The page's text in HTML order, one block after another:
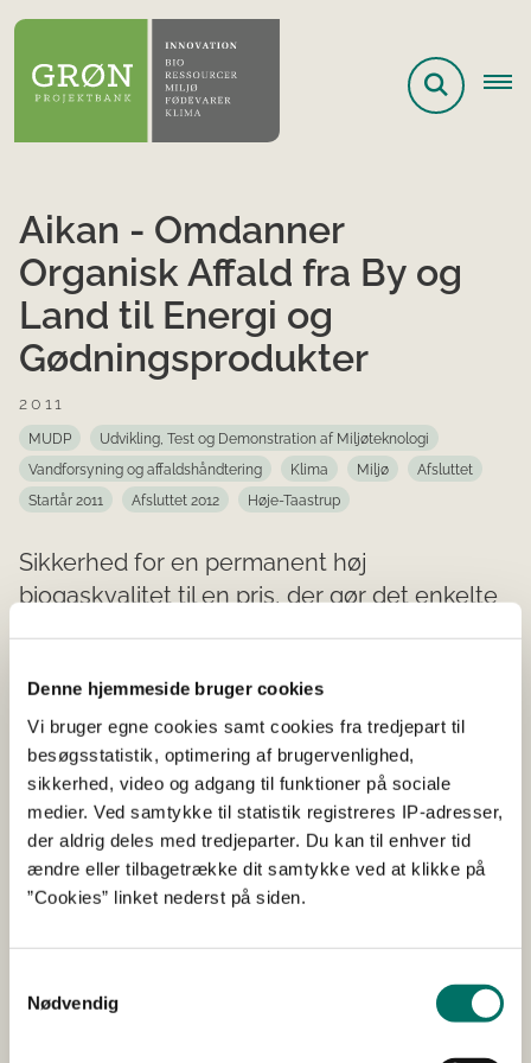
Denne hjemmeside bruger cookies
Vi bruger egne cookies samt cookies fra tredjepart til
besøgsstatistik, optimering af brugervenlighed,
sikkerhed, video og adgang til funktioner på sociale
medier. Ved samtykke til statistik registreres IP-adresser,
der aldrig deles med tredjeparter. Du kan til enhver tid
ændre eller tilbagetrække dit samtykke ved at klikke på
”Cookies” linket nederst på siden.
Nødvendig
Aikan - Omdanner
Organisk Affald fra By og
Land til Energi og
Gødningsprodukter
2011
MUDP
Udvikling, Test og Demonstration af Miljøteknologi
Vandforsyning og affaldshåndtering
Klima Miljø
Afsluttet
Startår 2011
Afsluttet 2012 Høje-Taastrup
Sikkerhed for en permanent høj
biogaskvalitet til en pris, der gør det enkelte
udgør de største barrierer for en massiv
udbygning af gyllebaserede anlæg i
Danmark.
For at opnå en rentabel biogasproduktion tilsættes
gyllen i dag forskellige fraktioner af knappe biomasse
ressourcer, der i stigende grad efterspørges til
alternative formål – energiafgrøder, slagteri- og
have lagerkapacitet for at kunne føde reaktortanken
stabilt. Solum Gruppens AIKAN-teknologi omdanner en